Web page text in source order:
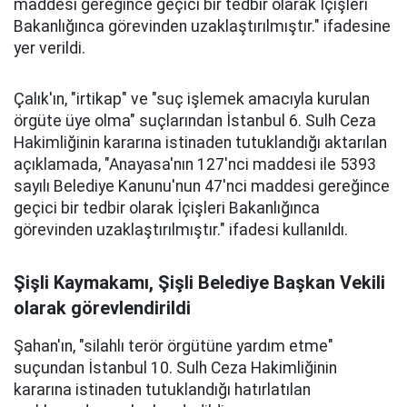
maddesi gereğince geçici bir tedbir olarak İçişleri
Bakanlığınca görevinden uzaklaştırılmıştır." ifadesine
yer verildi.
Çalık'ın, "irtikap" ve "suç işlemek amacıyla kurulan
örgüte üye olma" suçlarından İstanbul 6. Sulh Ceza
Hakimliğinin kararına istinaden tutuklandığı aktarılan
açıklamada, "Anayasa'nın 127'nci maddesi ile 5393
sayılı Belediye Kanunu'nun 47'nci maddesi gereğince
geçici bir tedbir olarak İçişleri Bakanlığınca
görevinden uzaklaştırılmıştır." ifadesi kullanıldı.
Şişli Kaymakamı, Şişli Belediye Başkan Vekili
olarak görevlendirildi
Şahan'ın, "silahlı terör örgütüne yardım etme"
suçundan İstanbul 10. Sulh Ceza Hakimliğinin
kararına istinaden tutuklandığı hatırlatılan